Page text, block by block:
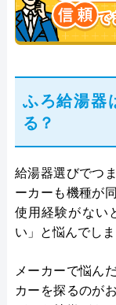
ふろ給湯器
る？
給湯器選びでつ
ーカーも機種が
使用経験がない
い」と悩んでし
メーカーで悩ん
カーを探るのが